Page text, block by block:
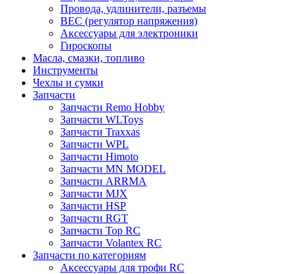
Провода, удлинители, разъемы
BEC (регулятор напряжения)
Аксессуары для электроники
Гироскопы
Масла, смазки, топливо
Инструменты
Чехлы и сумки
Запчасти
Запчасти Remo Hobby
Запчасти WLToys
Запчасти Traxxas
Запчасти WPL
Запчасти Himoto
Запчасти MN MODEL
Запчасти ARRMA
Запчасти MJX
Запчасти HSP
Запчасти RGT
Запчасти Top RC
Запчасти Volantex RC
Запчасти по категориям
Аксессуары для трофи RC